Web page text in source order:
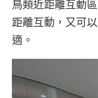
鳥類近距離互動
距離互動，又可
適。